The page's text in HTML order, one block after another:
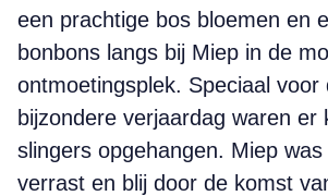
een prachtige bos bloemen en
bonbons langs bij Miep in de
ontmoetingsplek. Speciaal voor
bijzondere verjaardag waren er
slingers opgehangen. Miep
verrast en blij door de komst